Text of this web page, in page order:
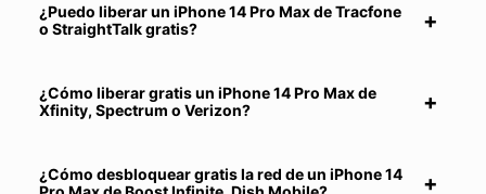
¿Puedo liberar un iPhone 14 Pro Max de Tracfone
o StraightTalk gratis?
¿Cómo liberar gratis un iPhone 14 Pro Max de
Xfinity, Spectrum o Verizon?
¿Cómo desbloquear gratis la red de un iPhone 14